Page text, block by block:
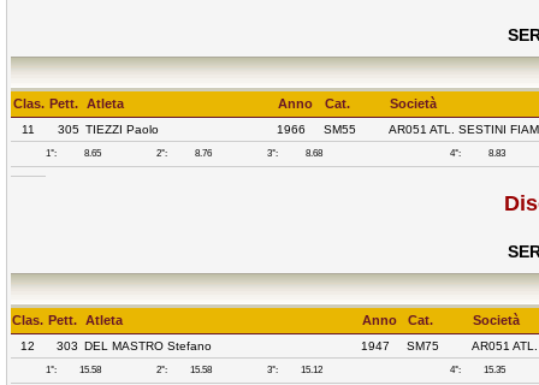
Clas. Pett. Atleta Anno Cat. Società
11 305 TIEZZI Paolo 1966 SM55 AR051 ATL. SESTINI
1°: 8.65 2°: 8.76 3°: 8.68 4°: 8.83
Clas. Pett. Atleta Anno Cat. Società
12 303 DEL MASTRO Stefano 1947 SM75 AR051
1°: 15.58 2°: 15.58 3°: 15.12 4°: 15.35